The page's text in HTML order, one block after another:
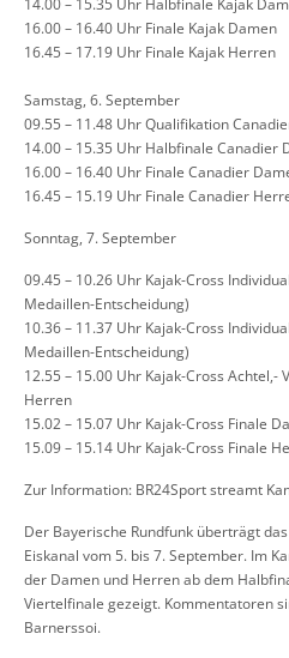
14.00 – 15.35 Uhr Halbfinale Kajak
16.00 – 16.40 Uhr Finale Kajak Damen
16.45 – 17.19 Uhr Finale Kajak Herren
Samstag, 6. September
09.55 – 11.48 Uhr Qualifikation
14.00 – 15.35 Uhr Halbfinale Canadier
16.00 – 16.40 Uhr Finale Canadier
16.45 – 15.19 Uhr Finale Canadier
Sonntag, 7. September
09.45 – 10.26 Uhr Kajak-Cross
Medaillen-Entscheidung)
10.36 – 11.37 Uhr Kajak-Cross
Medaillen-Entscheidung)
12.55 – 15.00 Uhr Kajak-Cross
Herren
15.02 – 15.07 Uhr Kajak-Cross Finale
15.09 – 15.14 Uhr Kajak-Cross Finale
Zur Information: BR24Sport streamt
Der Bayerische Rundfunk überträgt
Eiskanal vom 5. bis 7. September. Im
der Damen und Herren ab dem
Viertelfinale gezeigt. Kommentatoren
Barnerssoi.